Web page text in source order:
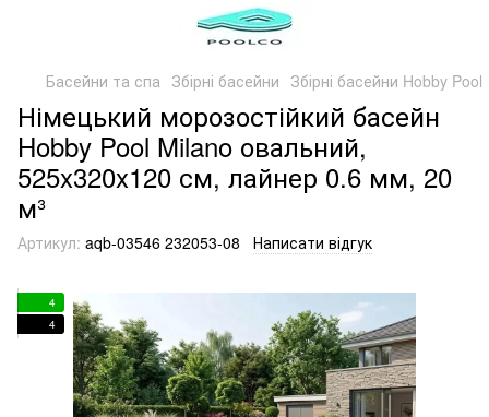
Басейни та спа Збірні басейни Збірні басейни Hobby Pool
Німецький морозостійкий басейн
Hobby Pool Milano овальний,
525x320x120 см, лайнер 0.6 мм, 20
м³
Артикул: aqb-03546 232053-08 Написати відгук
4
4